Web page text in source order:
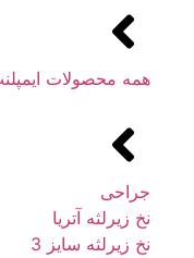
همه محصولات
جراحی
نخ زیرلثه آتریا
نخ زیرلثه سایز 3